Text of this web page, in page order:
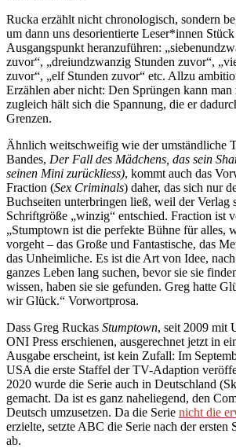
Rucka erzählt nicht chronologisch, sondern
um dann uns desorientierte Leser*innen
Ausgangspunkt heranzuführen:
zuvor“, „dreiundzwanzig Stunden zuvor“,
zuvor“, „elf Stunden zuvor“ etc. Allzu
Erzählen aber nicht: Den Sprüngen kann
zugleich hält sich die Spannung, die er
Grenzen.
Ähnlich weitschweifig wie der umständliche
Bandes, Der Fall des Mädchens, das sein
seinen Mini zurückliess), kommt auch das
Fraction (Sex Criminals) daher, das sich nur
Buchseiten unterbringen ließ, weil der Verlag
Schriftgröße „winzig“ entschied. Fraction ist
„Stumptown ist die perfekte Bühne für alles,
vorgeht – das Große und Fantastische, das
das Unheimliche. Es ist die Art von Idee,
ganzes Leben lang suchen, bevor sie sie
wissen, haben sie sie gefunden. Greg hatte
wir Glück.“ Vorwortprosa.
Dass Greg Ruckas Stumptown, seit 2009 mit
ONI Press erschienen, ausgerechnet jetzt in
Ausgabe erscheint, ist kein Zufall: Im
USA die erste Staffel der TV-Adaption
2020 wurde die Serie auch in Deutschland
gemacht. Da ist es ganz naheliegend, den
Deutsch umzusetzen. Da die Serie nicht die
erzielte, setzte ABC die Serie nach der ersten
ab.